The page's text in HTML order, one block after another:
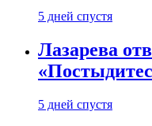
5 дней спустя
Лазарева
5 дней спустя